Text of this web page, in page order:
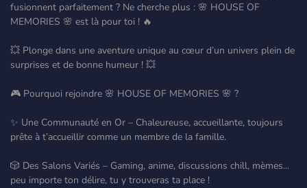
fusionnent parfaitement ? Ne cherche plus : 🌸 HOUSE OF
MEMORIES 🌸 est là pour toi ! 🔥
💥 Plonge dans une aventure unique au cœur d’un univers plein de
surprises et de bonne humeur ! 💥
🎮 Pourquoi rejoindre 🌸 HOUSE OF MEMORIES 🌸 ?
✨ Une Communauté en Or – Chaleureuse, accueillante, toujours
prête à t’accueillir comme un membre de la famille.
🎲 Des Salons Variés – Gaming, anime, discussions chill, mèmes...
peu importe ton délire, tu y trouveras ta place !